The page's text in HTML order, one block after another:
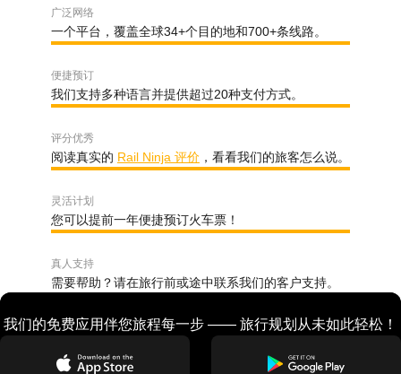
广泛网络
一个平台，覆盖全球34+个目的地和700+条线路。
便捷预订
我们支持多种语言并提供超过20种支付方式。
评分优秀
阅读真实的 Rail Ninja 评价 ，看看我们的旅客怎么说。
灵活计划
您可以提前一年便捷预订火车票！
真人支持
需要帮助？请在旅行前或途中联系我们的客户支持。
我们的免费应用伴您旅程每一步 —— 旅行规划从未如此轻松！